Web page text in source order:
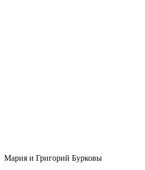
Мария и Григорий Бурковы